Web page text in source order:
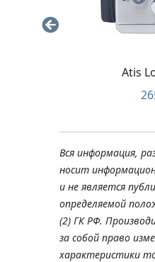
Atis
Вся информация,
носит
и не является
определяемой
(2) ГК РФ.
за собой право
характеристики